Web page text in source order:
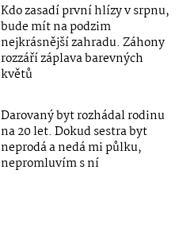
Kdo zasadí první hlízy v srpnu,
bude mít na podzim
nejkrásnější zahradu. Záhony
rozzáří záplava barevných
květů
Darovaný byt rozhádal rodinu
na 20 let. Dokud sestra byt
neprodá a nedá mi půlku,
nepromluvím s ní